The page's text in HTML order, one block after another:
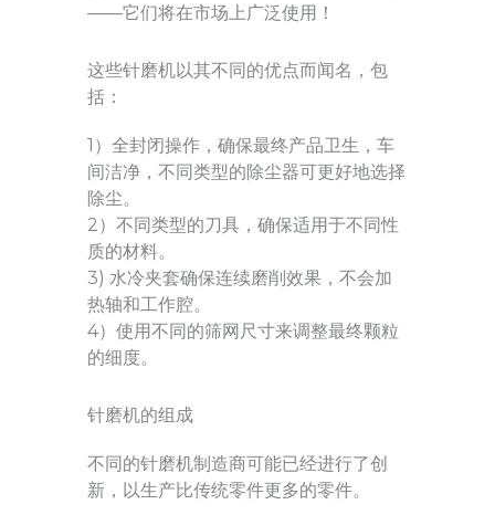
——它们将在市场上广泛使用！
这些针磨机以其不同的优点而闻名，包
括：
1）全封闭操作，确保最终产品卫生，车
间洁净，不同类型的除尘器可更好地选择
除尘。
2）不同类型的刀具，确保适用于不同性
质的材料。
3) 水冷夹套确保连续磨削效果，不会加
热轴和工作腔。
4）使用不同的筛网尺寸来调整最终颗粒
的细度。
针磨机的组成
不同的针磨机制造商可能已经进行了创
新，以生产比传统零件更多的零件。